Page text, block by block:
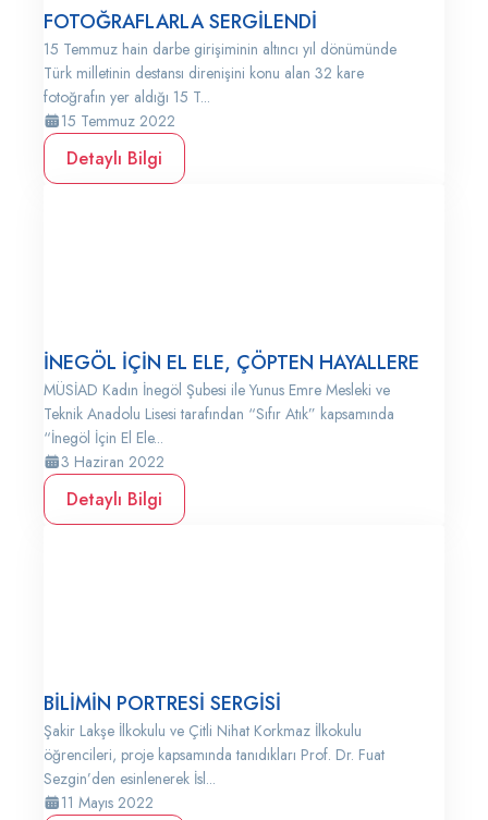
FOTOĞRAFLARLA SERGİLENDİ
15 Temmuz hain darbe girişiminin altıncı yıl dönümünde
Türk milletinin destansı direnişini konu alan 32 kare
fotoğrafın yer aldığı 15 T...
15 Temmuz 2022
Detaylı Bilgi
İNEGÖL İÇİN EL ELE, ÇÖPTEN HAYALLERE
MÜSİAD Kadın İnegöl Şubesi ile Yunus Emre Mesleki ve
Teknik Anadolu Lisesi tarafından “Sıfır Atık” kapsamında
“İnegöl İçin El Ele...
3 Haziran 2022
Detaylı Bilgi
BİLİMİN PORTRESİ SERGİSİ
Şakir Lakşe İlkokulu ve Çitli Nihat Korkmaz İlkokulu
öğrencileri, proje kapsamında tanıdıkları Prof. Dr. Fuat
Sezgin’den esinlenerek İsl...
11 Mayıs 2022